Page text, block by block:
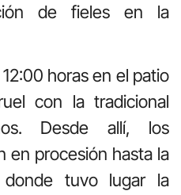
de fieles en la
horas en el patio
con la tradicional
Desde allí, los
en procesión hasta la
tuvo lugar la